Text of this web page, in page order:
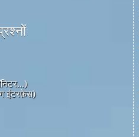
इंटरफ़ेस)